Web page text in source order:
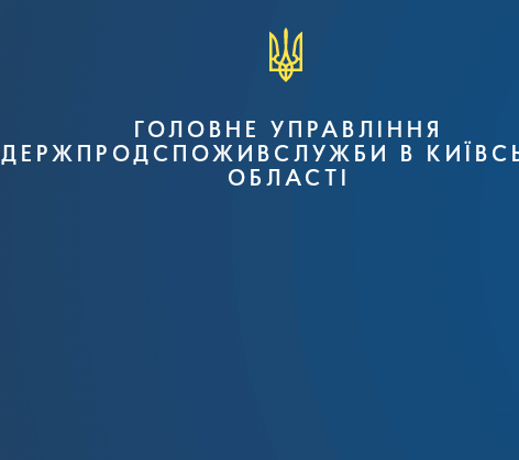
ГОЛОВНЕ УПРАВЛІННЯ
ДЕРЖПРОДСПОЖИВСЛУЖБИ В
ОБЛАСТІ